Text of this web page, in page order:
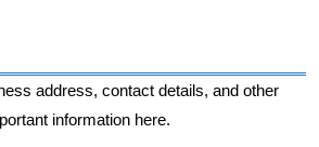
address, contact details, and other
information here.